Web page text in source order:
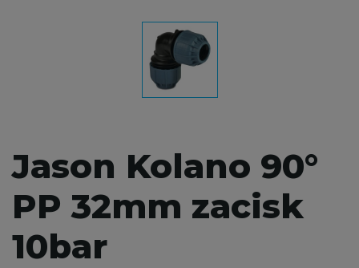
Jason Kolano 90°
PP 32mm zacisk
10bar